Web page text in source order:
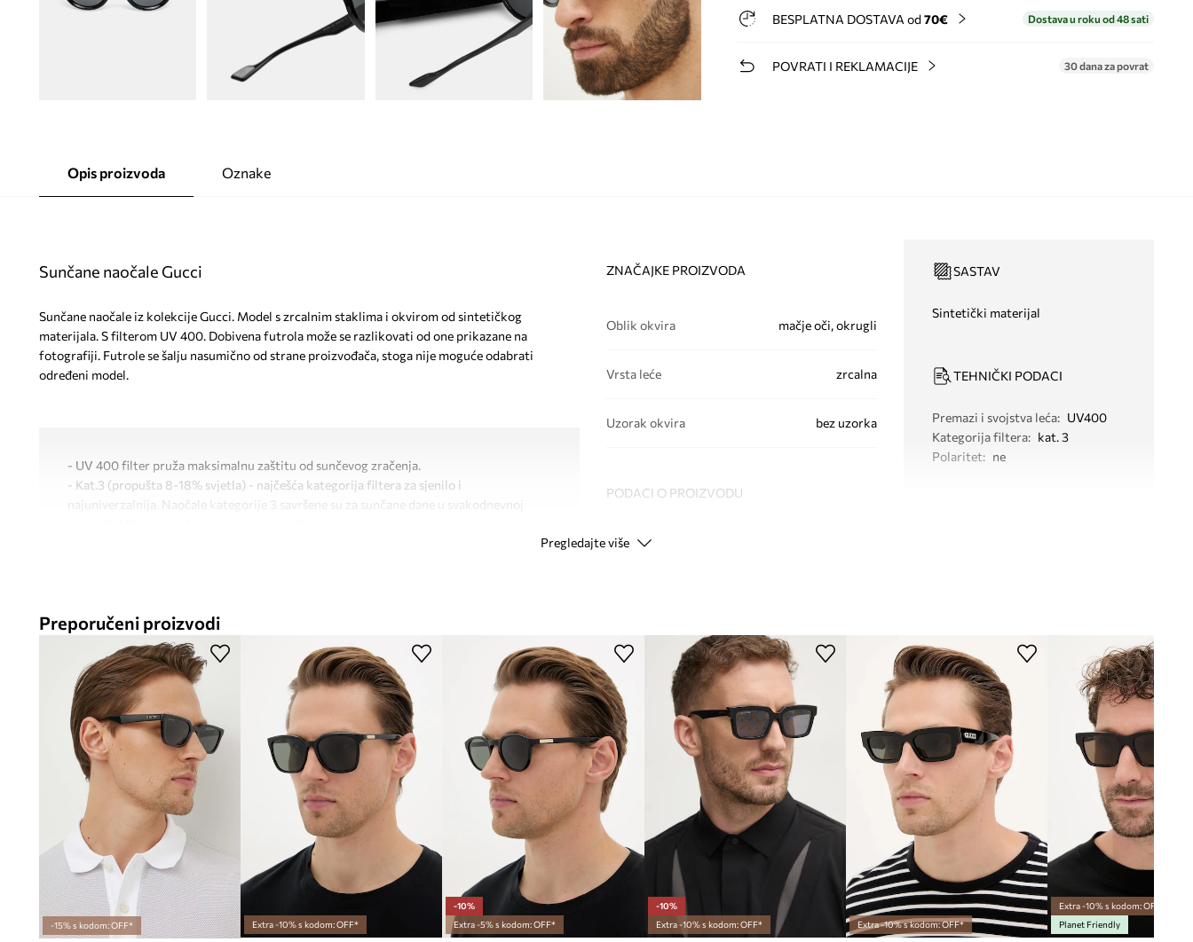
BESPLATNA DOSTAVA od 70€ Dostava u roku od 48 sati
POVRATI I REKLAMACIJE 30 dana za povrat
Opis proizvoda Oznake
Sunčane naočale Gucci
Sunčane naočale iz kolekcije Gucci. Model s zrcalnim staklima i okvirom od sintetičkog
materijala. S filterom UV 400. Dobivena futrola može se razlikovati od one prikazane na
fotografiji. Futrole se šalju nasumično od strane proizvođača, stoga nije moguće odabrati
određeni model.
- UV 400 filter pruža maksimalnu zaštitu od sunčevog zračenja.
- Kat.3 (propušta 8-18% svjetla) - najčešća kategorija filtera za sjenilo i
najuniverzalnija. Naočale kategorije 3 savršene su za sunčane dane u svakodnevnoj
ZNAČAJKE PROIZVODA
Oblik okvira mačje oči, okrugli
Vrsta leće zrcalna
Uzorak okvira bez uzorka
PODACI O PROIZVODU
Kod proizvođača
Boja
Modna marka
ID Proizvoda
SASTAV
Sintetički materijal
TEHNIČKI PODACI
Premazi i svojstva leća: UV400
Kategorija filtera: kat. 3
Polaritet: ne
Pregledajte više
Preporučeni proizvodi
-15% s kodom: OFF* Extra -10% s kodom: OFF*
-10%
Extra -5% s kodom: OFF*
-10%
Extra -10% s kodom: OFF*
Extra -10% s kodom: OFF*
Extra -10% s kodom: OFF*
Planet Friendly